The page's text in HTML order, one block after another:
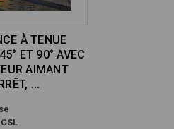
À TENUE
ET 90° AVEC
AIMANT